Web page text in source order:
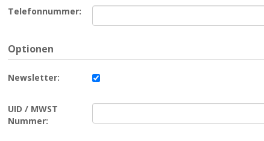
Telefonnummer:
Optionen
Newsletter:
UID / MWST
Nummer: